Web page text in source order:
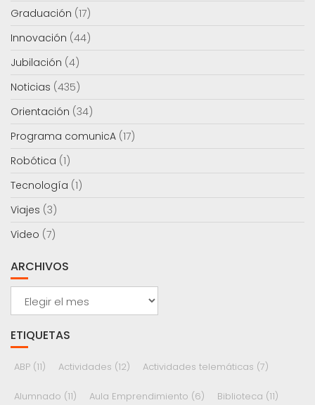
Graduación (17)
Innovación (44)
Jubilación (4)
Noticias (435)
Orientación (34)
Programa comunicA (17)
Robótica (1)
Tecnología (1)
Viajes (3)
Video (7)
ARCHIVOS
Archivos
ETIQUETAS
ABP (11) Actividades (12) Actividades telemáticas (7)
Alumnado (11) Aula Emprendimiento (6) Biblioteca (11)